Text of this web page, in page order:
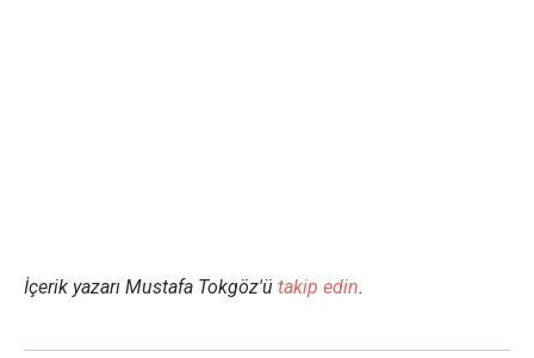
İçerik yazarı Mustafa Tokgöz'ü takip edin.